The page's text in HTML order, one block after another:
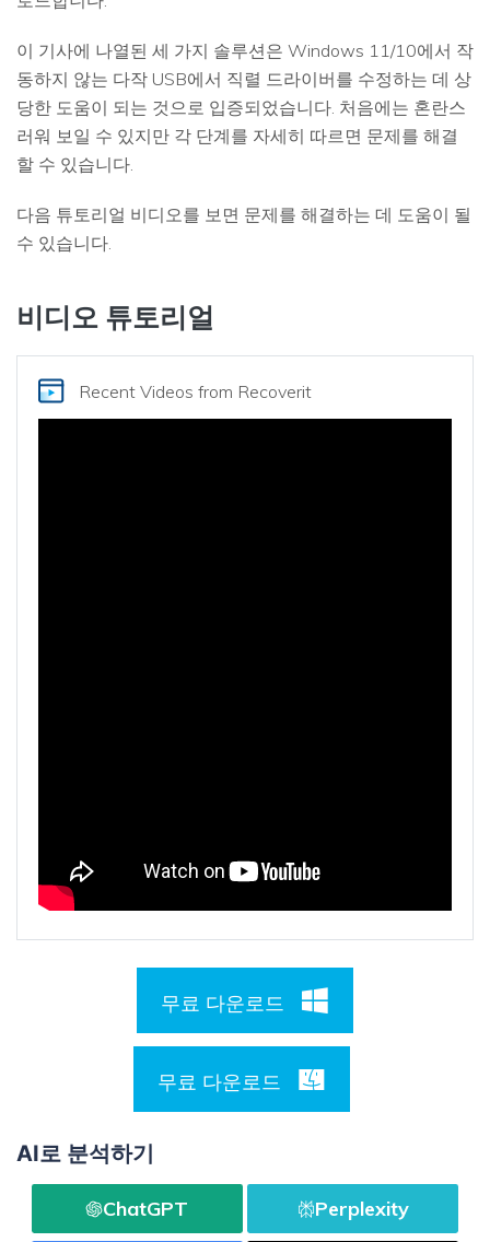
이 기사에 나열된 세 가지 솔루션은 Windows 11/10에서 작
동하지 않는 다작 USB에서 직렬 드라이버를 수정하는 데 상
당한 도움이 되는 것으로 입증되었습니다. 처음에는 혼란스
러워 보일 수 있지만 각 단계를 자세히 따르면 문제를 해결
할 수 있습니다.
다음 튜토리얼 비디오를 보면 문제를 해결하는 데 도움이 될
수 있습니다.
비디오 튜토리얼
Recent Videos from Recoverit
무료 다운로드
무료 다운로드
AI로 분석하기
ChatGPT Perplexity